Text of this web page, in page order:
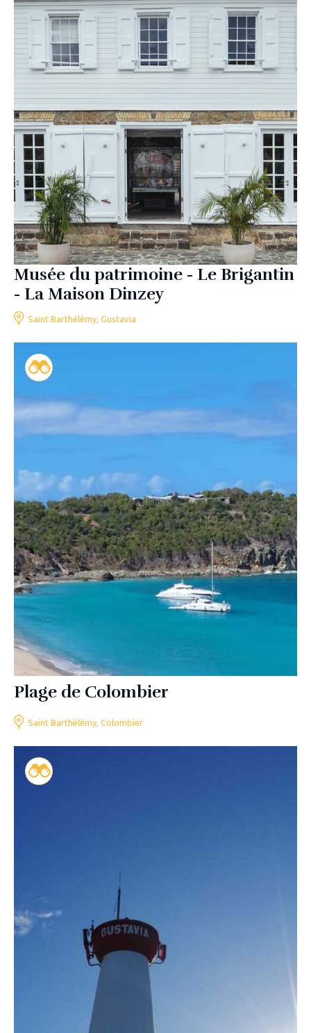
Musée du patrimoine - Le Brigantin
- La Maison Dinzey
Saint Barthélémy, Gustavia
Plage de Colombier
Saint Barthélémy, Colombier